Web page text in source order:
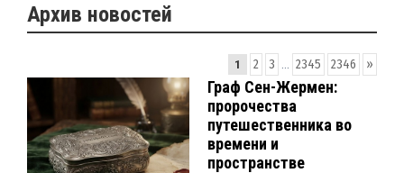
Архив новостей
1 2 3 2345 2346 »
Граф Сен-Жермен:
пророчества
путешественника во
времени и
пространстве